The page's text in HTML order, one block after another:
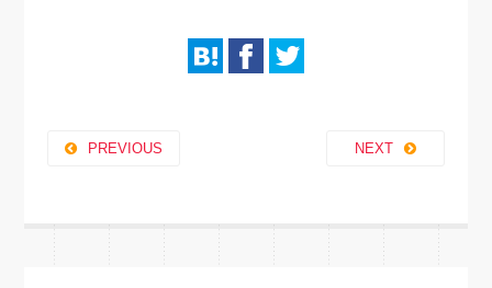
PREVIOUS NEXT